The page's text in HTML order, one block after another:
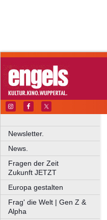
Newsletter.
News.
Fragen der Zeit
Zukunft JETZT
Europa gestalten
Frag' die Welt | Gen Z &
Alpha